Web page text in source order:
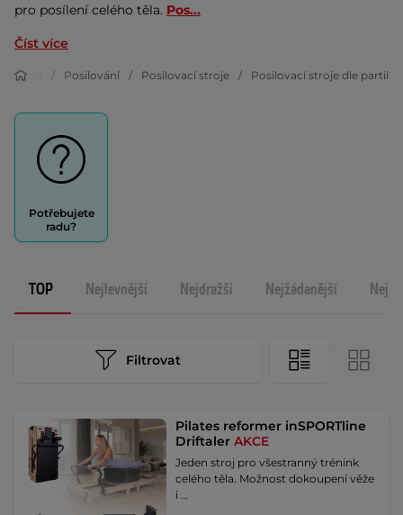
pro posílení celého těla. Pos...
Číst více
Fitness Posilování Posilovací stroje Posilovací stroje dle partií
Potřebujete
radu?
TOP Nejlevnější Nejdražší Nejžádanější
Filtrovat
Pilates reformer inSPORTline
DriftalerAKCE
Jeden stroj pro všestranný trénink
celého těla. Možnost dokoupení věže
i …